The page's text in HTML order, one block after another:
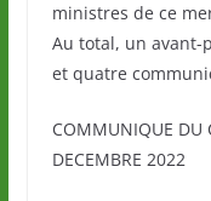
ministres de ce
Au total, un
et quatre
COMMUNIQUE DU
DECEMBRE 2022